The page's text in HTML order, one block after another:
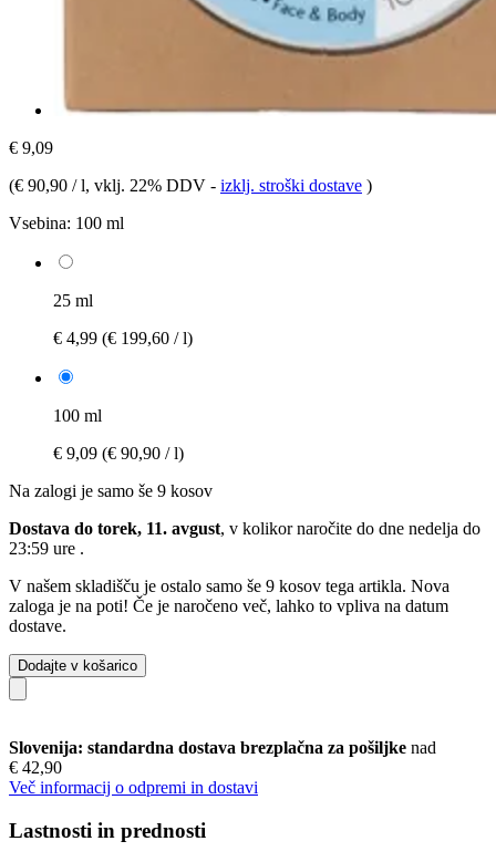
€ 9,09
(€ 90,90 / l, vklj. 22% DDV - izklj. stroški dostave )
Vsebina: 100 ml
25 ml
€ 4,99 (€ 199,60 / l)
100 ml
€ 9,09 (€ 90,90 / l)
Na zalogi je samo še 9 kosov
Dostava do torek, 11. avgust, v kolikor naročite do dne nedelja do
23:59 ure .
V našem skladišču je ostalo samo še 9 kosov tega artikla. Nova
zaloga je na poti! Če je naročeno več, lahko to vpliva na datum
dostave.
Dodajte v košarico
Slovenija: standardna dostava brezplačna za pošiljke nad
€ 42,90
Več informacij o odpremi in dostavi
Lastnosti in prednosti